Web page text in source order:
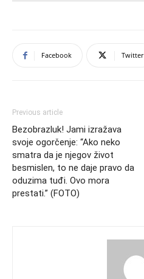
Facebook Twitter
Previous article
Bezobrazluk! Jami izražava
svoje ogorčenje: “Ako neko
smatra da je njegov život
besmislen, to ne daje pravo da
oduzima tuđi. Ovo mora
prestati.” (FOTO)